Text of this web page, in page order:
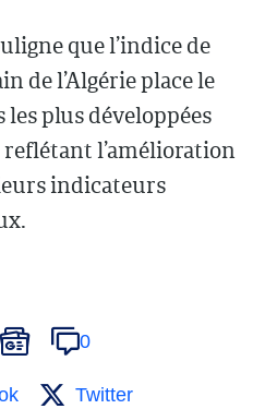
que l’indice de
de l’Algérie place le
plus développées
l’amélioration
indicateurs
0
Twitter